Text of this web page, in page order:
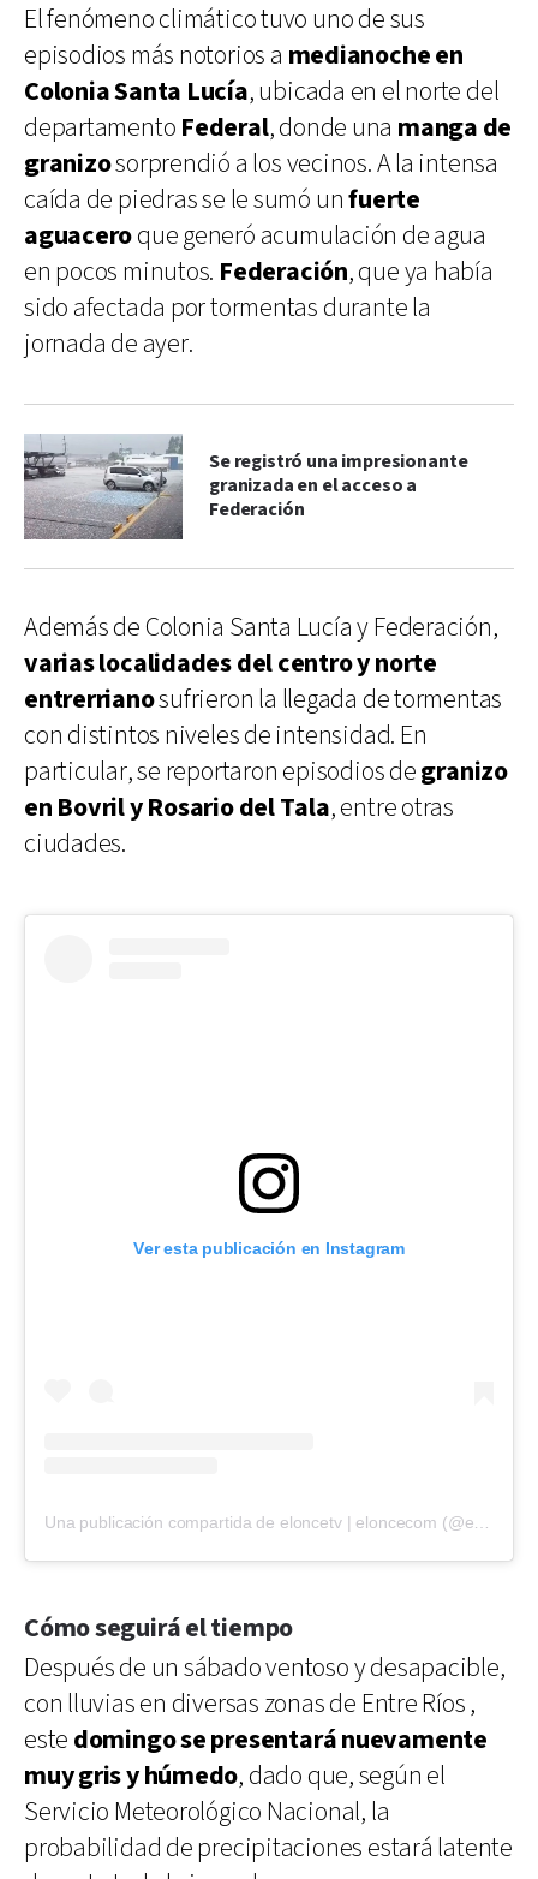
El fenómeno climático tuvo uno de sus
episodios más notorios a medianoche en
Colonia Santa Lucía, ubicada en el norte del
departamento Federal, donde una manga de
granizosorprendió a los vecinos. A la intensa
caída de piedras se le sumó unfuerte
aguaceroque generó acumulación de agua
en pocos minutos. Federación, que ya había
sido afectada por tormentas durante la
jornada de ayer.
Se registró una impresionante
granizada en el acceso a
Federación
Además de Colonia Santa Lucía y Federación,
varias localidades del centro y norte
entrerrianosufrieron la llegada de tormentas
con distintos niveles de intensidad. En
particular, se reportaron episodios degranizo
en Bovril y Rosario del Tala, entre otras
ciudades.
Ver esta publicación en Instagram
Cómo seguirá el tiempo
Después de un sábado ventoso y desapacible,
con lluvias en diversas zonas de Entre Ríos ,
este domingo se presentará nuevamente
muy gris y húmedo, dado que, según el
Servicio Meteorológico Nacional, la
probabilidad de precipitaciones estará latente